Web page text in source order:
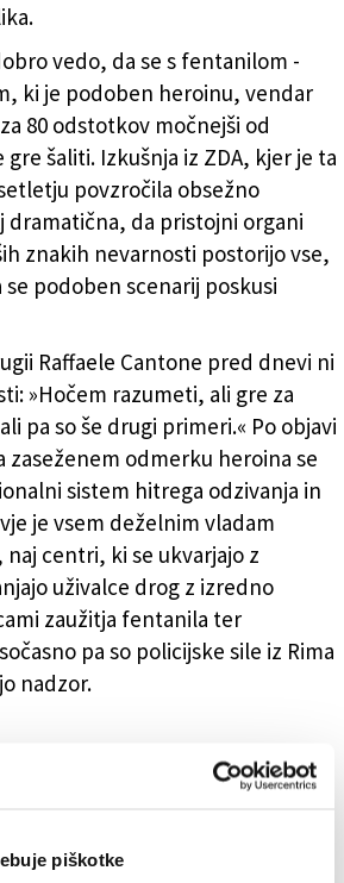
piškotke
vedo, da se s fentanilom -
ki je podoben heroinu, vendar
80 odstotkov močnejši od
šaliti. Izkušnja iz ZDA, kjer je ta
povzročila obsežno
dramatična, da pristojni organi
znakih nevarnosti postorijo vse,
podoben scenarij poskusi
Raffaele Cantone pred dnevi ni
»Hočem razumeti, ali gre za
pa so še drugi primeri.« Po objavi
zaseženem odmerku heroina se
sistem hitrega odzivanja in
je vsem deželnim vladam
centri, ki se ukvarjajo z
uživalce drog z izredno
zaužitja fentanila ter
pa so policijske sile iz Rima
nadzor.
zasežejo heroin, razredčen s
strani pa se ta snov uporablja v
nenadzorovana poraba zelo